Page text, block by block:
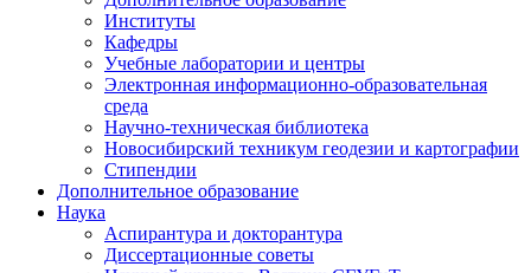
Институты
Кафедры
Учебные лаборатории и центры
Электронная информационно-образовательная
среда
Научно-техническая библиотека
Новосибирский техникум геодезии и картографии
Стипендии
Дополнительное образование
Наука
Аспирантура и докторантура
Диссертационные советы